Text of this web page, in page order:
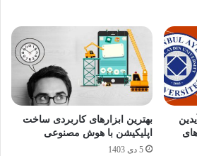
بهترین ابزارهای کاربردی ساخت
اپلیکیشن با هوش مصنوعی
5 دی 1403